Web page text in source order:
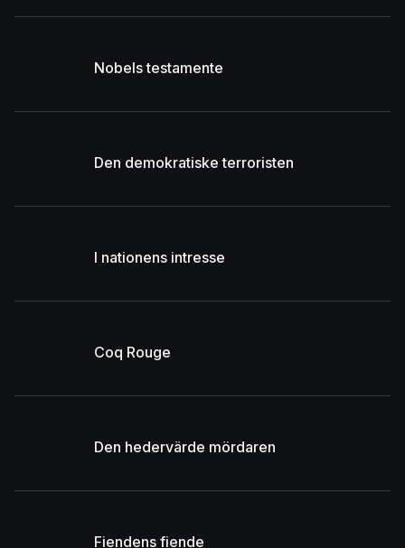
Nobels testamente
Den demokratiske terroristen
I nationens intresse
Coq Rouge
Den hedervärde mördaren
Fiendens fiende